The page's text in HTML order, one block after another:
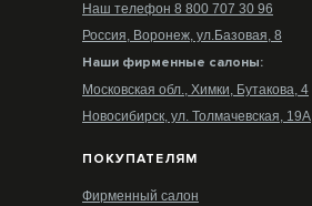
Наш телефон 8 800 707 30 96
Россия, Воронеж, ул.Базовая, 8
Наши фирменные салоны:
Московская обл., Химки, Бутакова, 4
Новосибирск, ул. Толмачевская, 19А
ПОКУПАТЕЛЯМ
Фирменный салон